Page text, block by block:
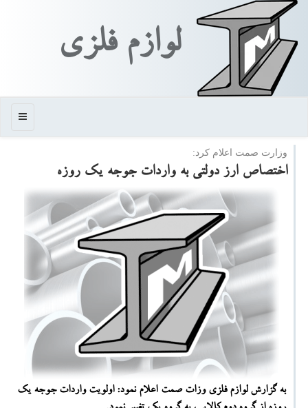
لوازم فلزی
منو
وزارت صمت اعلام كرد:
اختصاص ارز دولتی به واردات جوجه یك روزه
به گزارش لوازم فلزی وزات صمت اعلام نمود: اولویت واردات جوجه یك